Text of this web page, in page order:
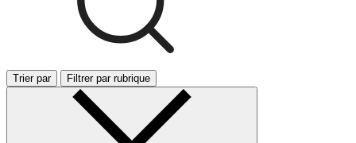
Trier par Filtrer par rubrique